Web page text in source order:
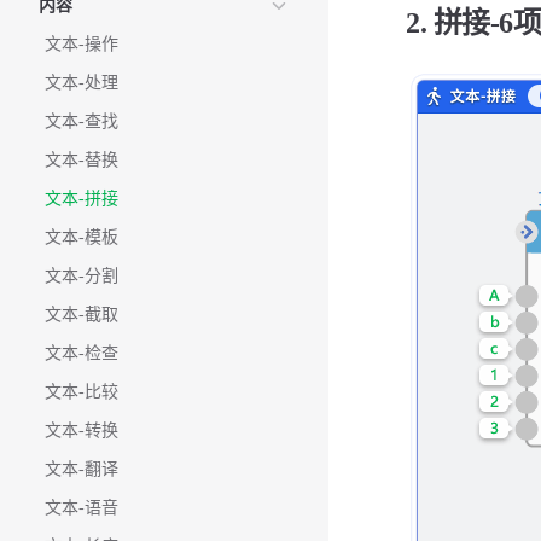
内容
文本-操作
文本-处理
文本-查找
文本-替换
文本-拼接
文本-模板
文本-分割
文本-截取
文本-检查
文本-比较
文本-转换
文本-翻译
文本-语音
2. 拼接-6